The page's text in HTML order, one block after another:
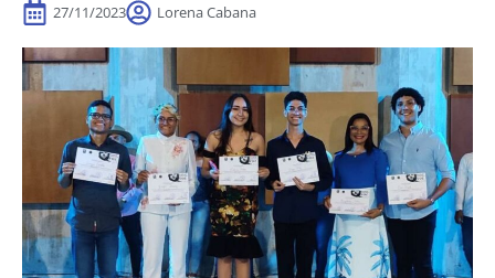
27/11/2023 Lorena Cabana